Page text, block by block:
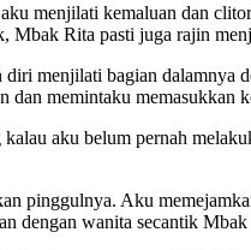
menjilati kemaluan dan
Rita pasti juga rajin
menjilati bagian
memintaku memasukkan
aku belum pernah
pinggulnya. Aku
dengan wanita secantik